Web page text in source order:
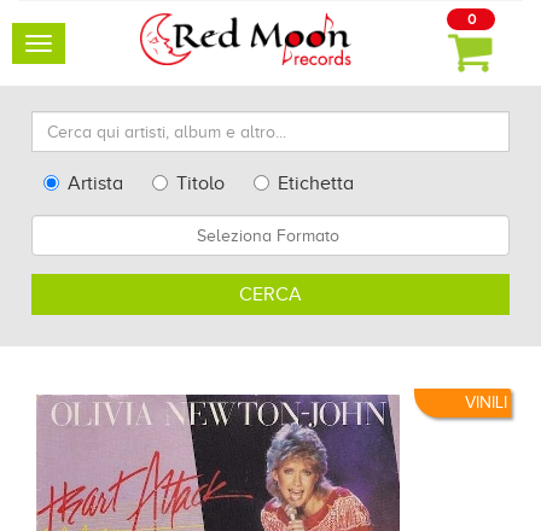
Toggle
0
Cerca
qui
artisti,
altro...
TypeArtista Titolo
Etichetta
CERCA
VINILI